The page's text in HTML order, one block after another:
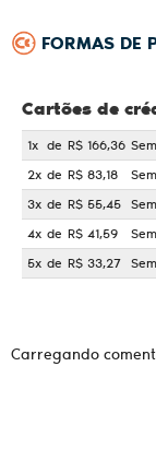
FORMAS DE
Cartões de
1x de R$ 166,36
2x de R$ 83,18
3x de R$ 55,45
4x de R$ 41,59
5x de R$ 33,27
Carregando